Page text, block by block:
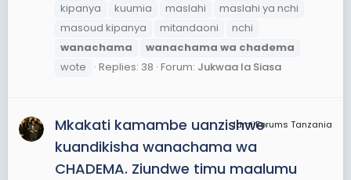
kipanya
kuumia maslahi
maslahi ya nchi
masoud kipanya
mitandaoni
nchi
wanachama
wanachama wa chadema
wote
Replies: 38 Forum: Jukwaa la Siasa
JamiiForums Tanzania
Mkakati kamambe uanzishwe
kuandikisha wanachama wa
CHADEMA. Ziundwe timu maalumu